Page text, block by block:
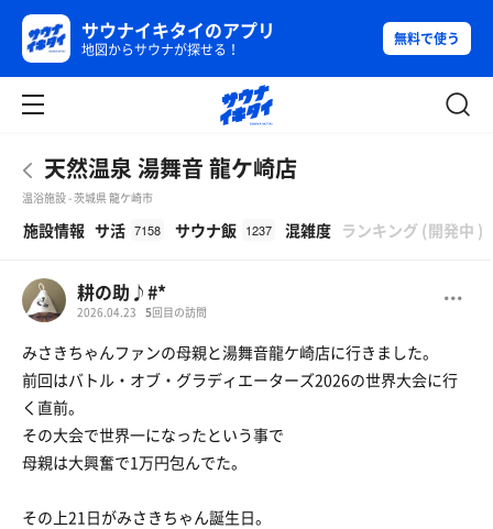
サウナイキタイのアプリ
地図からサウナが探せる！
無料で使う
天然温泉 湯舞音 龍ケ崎店
温浴施設 - 茨城県 龍ケ崎市
施設情報 サ活 7158 サウナ飯 1237 混雑度 ランキング (開発中 )
耕の助♪#*
2026.04.23 5回目の訪問
みさきちゃんファンの母親と湯舞音龍ケ崎店に行きました。
前回はバトル・オブ・グラディエーターズ2026の世界大会に行
く直前。
その大会で世界一になったという事で
母親は大興奮で1万円包んでた。
その上21日がみさきちゃん誕生日。